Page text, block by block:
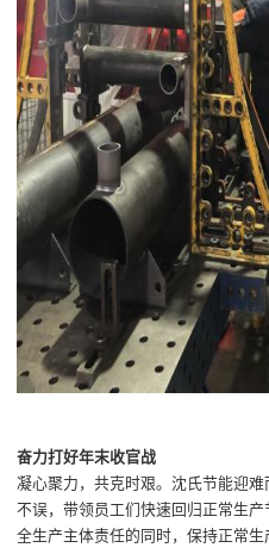
奋力打好年末收官战
凝心聚力，共克时艰。沈氏节能迎难
不误，带领员工们快速回归正常生产
全生产主体责任的同时，保持正常生